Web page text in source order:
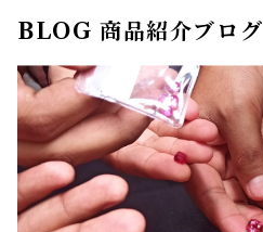
BLOG 商品紹介ブログ